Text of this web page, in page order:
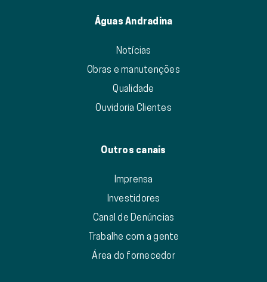
Águas Andradina
Notícias
Obras e manutenções
Qualidade
Ouvidoria Clientes
Outros canais
Imprensa
Investidores
Canal de Denúncias
Trabalhe com a gente
Área do fornecedor